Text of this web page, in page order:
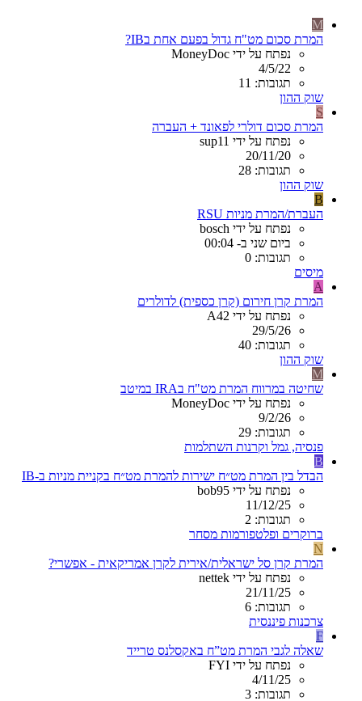
M
המרת סכום מט"ח גדול בפעם אחת בIB?
נפתח על ידי MoneyDoc
4/5/22
תגובות: 11
שוק ההון
S
המרת סכום דולרי לפאונד + העברה
נפתח על ידי sup11
20/11/20
תגובות: 28
שוק ההון
B
העברת/המרת מניות RSU
נפתח על ידי bosch
ביום שני ב- 00:04
תגובות: 0
מיסים
A
המרת קרן חירום (קרן כספית) לדולרים
נפתח על ידי A42
29/5/26
תגובות: 40
שוק ההון
M
שחיטה במרווח המרת מט"ח בIRA במיטב
נפתח על ידי MoneyDoc
9/2/26
תגובות: 29
פנסיה, גמל וקרנות השתלמות
B
הבדל בין המרת מט״ח ישירות להמרת מט״ח בקניית מניות ב-IB
נפתח על ידי bob95
11/12/25
תגובות: 2
ברוקרים ופלטפורמות מסחר
N
המרת קרן סל ישראלית/אירית לקרן אמריקאית - אפשרי?
נפתח על ידי nettek
21/11/25
תגובות: 6
צרכנות פיננסית
F
שאלה לגבי המרת מט”ח באקסלנס טרייד
נפתח על ידי FYI
4/11/25
תגובות: 3